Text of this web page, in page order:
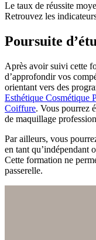
Le taux de réussite
Retrouvez les
Poursuite
Après avoir suivi cette
d’approfondir vos
orientant vers des
Esthétique Cosmétique
Coiffure. Vous pourrez
de maquillage
Par ailleurs, vous
en tant qu’indépendant
Cette formation ne
passerelle.